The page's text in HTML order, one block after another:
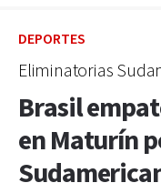
DEPORTES
Eliminatorias
Brasil
en Maturín